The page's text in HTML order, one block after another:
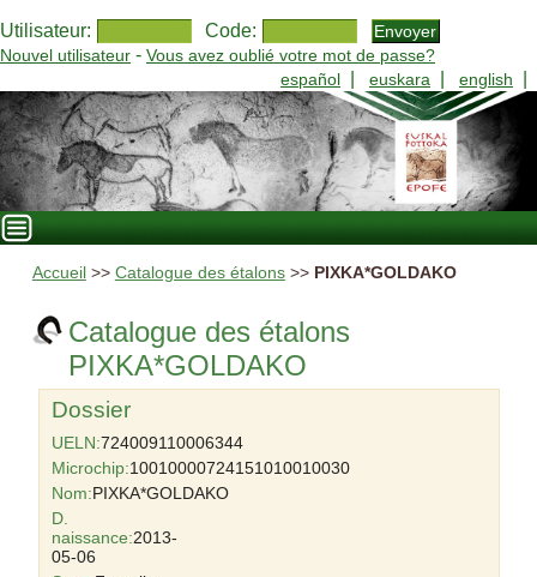
Utilisateur: Code:
Nouvel utilisateur - Vous avez oublié votre mot de passe?
español
euskara english
Accueil >> Catalogue des étalons>> PIXKA*GOLDAKO
Catalogue des étalons
PIXKA*GOLDAKO
Dossier
UELN:724009110006344
Microchip:10010000724151010010030
Nom:PIXKA*GOLDAKO
D.
naissance:2013-
05-06